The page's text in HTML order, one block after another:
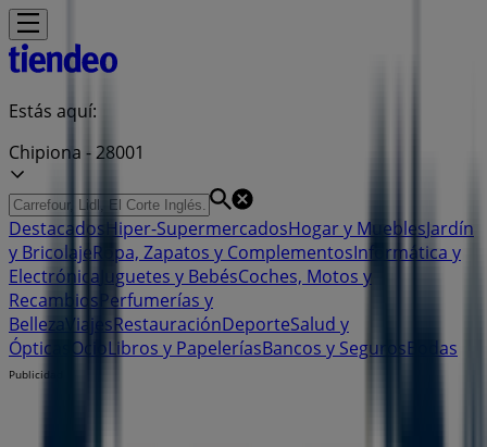
Estás aquí:
Chipiona - 28001
Destacados Hiper-SupermercadosHogar y MueblesJardín
y BricolajeRopa, Zapatos y ComplementosInformática y
Electrónica Juguetes y BebésCoches, Motos y
Recambios Perfumerías y
Belleza ViajesRestauraciónDeporteSalud y
Ópticas
OcioLibros y PapeleríasBancos y SegurosBodas
Publicidad